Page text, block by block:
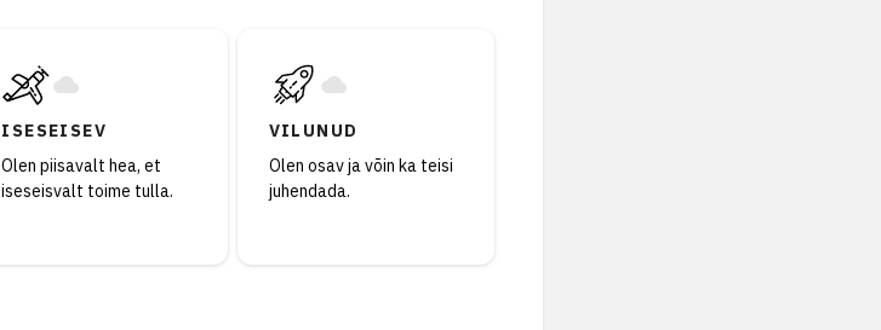
ISESEISEV
Olen piisavalt hea, et
iseseisvalt toime tulla.
VILUNUD
Olen osav ja võin ka teisi
juhendada.